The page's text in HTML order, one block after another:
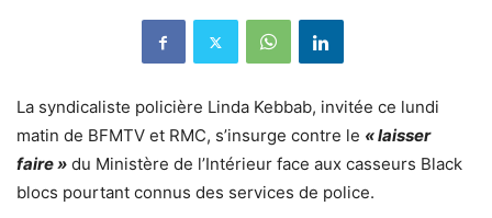
La syndicaliste policière Linda Kebbab, invitée ce lundi
matin de BFMTV et RMC, s’insurge contre le « laisser
faire » du Ministère de l’Intérieur face aux casseurs Black
blocs pourtant connus des services de police.